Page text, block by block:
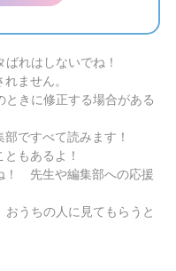
れはしないでね！
ません。
きに修正する場合がある
ですべて読みます！
もあるよ！
！ 先生や編集部への応援
うちの人に見てもらうと